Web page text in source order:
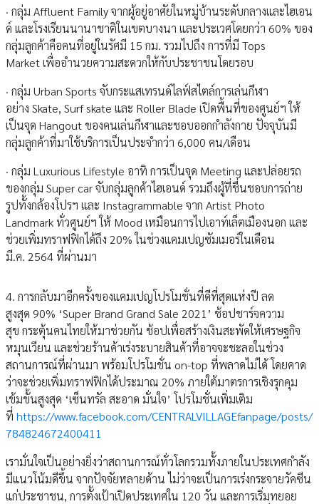
· กลุ่ม Affluent Family จากผู้อยู่อาศัยในหมู่บ้านระดับกลางและไฮเอน
ด์ และโรงเรียนนานาชาติในเขตบางนา และประเวศโดยกว่า 60% ของ
กลุ่มลูกค้าคือคนที่อยู่ในรัศมี 15 กม. รวมไปถึง การที่มี Tops
Market เพื่ออำนวยความสะดวกให้กับประชาชนโดยรอบ
· กลุ่ม Urban Sports จับกระแสเทรนด์ไลฟ์สไตล์การเล่นกีฬา
อย่าง Skate, Surf skate และ Roller Blade เปิดพื้นที่ของศูนย์ฯ ให้
เป็นจุด Hangout ของคนเล่นกีฬาและชอบออกกำลังกาย ปัจจุบันมี
กลุ่มลูกค้าที่มาใช้บริการเป็นประจำกว่า 6,000 คน/เดือน
· กลุ่ม Luxurious Lifestyle อาทิ การเป็นจุด Meeting และปล่อยรถ
ของกลุ่ม Super car จับกลุ่มลูกค้าไฮเอนด์ รวมถึงผู้ที่ชื่นชอบการถ่าย
รูปทั้งกล้องโปรฯ และ Instagrammable จาก Artist Photo
Landmark ทั่วศูนย์ฯ ให้ Mood เหมือนการไปเอาท์เล็ตเมืองนอก และ
ช่วยเพิ่มทราฟฟิกได้ถึง 20% ในช่วงแคมเปญซัมเมอร์ในเดือน
มี.ค. 2564 ที่ผ่านมา
4. การกลับมาอีกครั้งของแคมเปญโปรโมชั่นที่ดีที่สุดแห่งปี ลด
สูงสุด 90% ‘Super Brand Grand Sale 2021’ ช้อปชาร์จความ
สุข กระตุ้นคนไทยให้มาช่วยกัน ช้อปเพื่อสร้างเงินสะพัดให้เศรษฐกิจ
หมุนเวียน และช่วยร้านค้าเร่งระบายสินค้าที่อาจจะชะลอในช่วง
สถานการณ์ที่ผ่านมา พร้อมโปรโมชั่น on-top ที่พลาดไม่ได้ โดยคาด
ว่าจะช่วยเพิ่มทราฟฟิกได้ประมาณ 20% ภายใต้มาตรการเชิงรุกคุม
เข้มขั้นสูงสุด ‘เซ็นทรัล สะอาด มั่นใจ’ โปรโมชั่นเพิ่มเติม
ที่ https://www.facebook.com/CENTRALVILLAGEfanpage/posts/
784824672400411
เรามั่นใจเป็นอย่างยิ่งว่าสถานการณ์ทั่วโลกรวมทั้งภายในประเทศกำลัง
มีแนวโน้มดีขึ้น จากปัจจัยหลายด้าน ไม่ว่าจะเป็นการเร่งกระจายวัคซีน
แก่ประชาชน, การตั้งเป้าเปิดประเทศใน 120 วัน และการเริ่มทยอย